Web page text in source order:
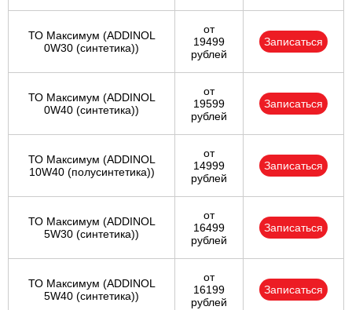
ТО Максимум (ADDINOL
0W30 (синтетика))
от
19499
рублей
Записаться
ТО Максимум (ADDINOL
0W40 (синтетика))
от
19599
рублей
Записаться
ТО Максимум (ADDINOL
10W40 (полусинтетика))
от
14999
рублей
Записаться
ТО Максимум (ADDINOL
5W30 (синтетика))
от
16499
рублей
Записаться
ТО Максимум (ADDINOL
5W40 (синтетика))
от
16199
рублей
Записаться